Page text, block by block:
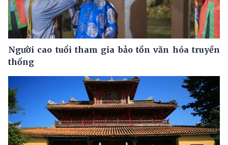
Người cao tuổi tham gia bảo tồn văn hóa truyền
thống